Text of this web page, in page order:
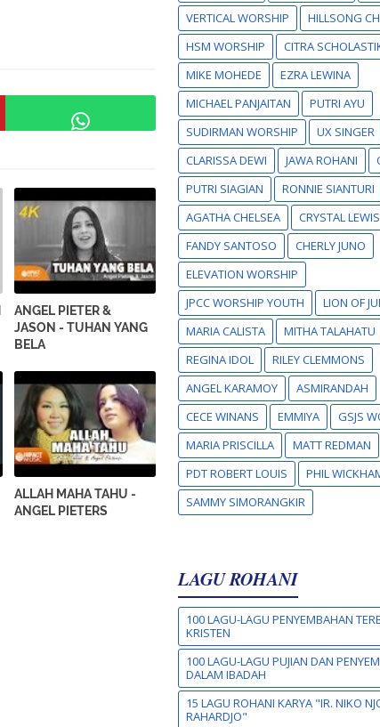
ANGEL PIETER &
JASON - TUHAN YANG
BELA
ALLAH MAHA TAHU -
ANGEL PIETERS
VERTICAL WORSHIP
HILLSONG
HSM WORSHIP
CITRA
MIKE MOHEDE
EZRA LEWINA
MICHAEL PANJAITAN
PUTRI AYU
SUDIRMAN WORSHIP
UX SINGER
CLARISSA DEWI
JAWA ROHANI
PUTRI SIAGIAN
RONNIE SIANTURI
AGATHA CHELSEA
CRYSTAL LEWIS
FANDY SANTOSO
CHERLY JUNO
ELEVATION WORSHIP
JPCC WORSHIP YOUTH
LION OF
MARIA CALISTA
MITHA TALAHATU
REGINA IDOL
RILEY CLEMMONS
ANGEL KARAMOY
ASMIRANDAH
CECE WINANS
EMMIYA
GSJS
MARIA PRISCILLA
MATT REDMAN
PDT ROBERT LOUIS
PHIL
SAMMY SIMORANGKIR
LAGU ROHANI
100 LAGU-LAGU PENYEMBAHAN
KRISTEN
100 LAGU-LAGU PUJIAN DAN
DALAM IBADAH
15 LAGU ROHANI KARYA "IR. NIKO
RAHARDJO"